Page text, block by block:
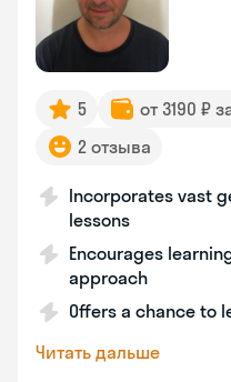
5 от 3190 ₽
2 отзыва
Incorporates vast
lessons
Encourages
approach
Offers a chance to
Читать дальше